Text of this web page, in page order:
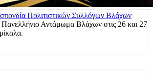
Πολιτιστικών Συλλόγων Βλάχων
Πανελλήνιο Αντάμωμα Βλάχων στις 26 και 27